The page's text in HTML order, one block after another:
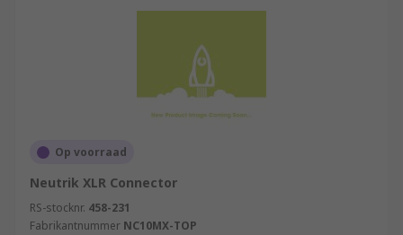
Op voorraad
Neutrik XLR Connector
RS-stocknr. 458-231
Fabrikantnummer NC10MX-TOP